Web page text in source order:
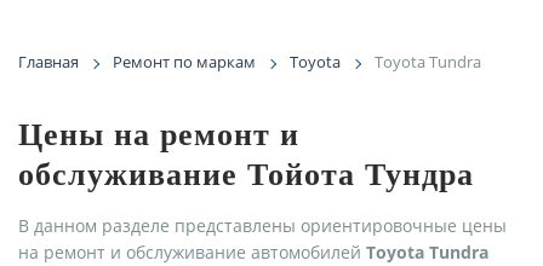
Главная Ремонт по маркам Toyota Toyota Tundra
Цены на ремонт и
обслуживание Тойота Тундра
В данном разделе представлены ориентировочные цены
на ремонт и обслуживание автомобилей Toyota Tundra